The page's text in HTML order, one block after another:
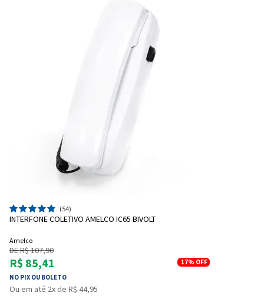
(54)
INTERFONE COLETIVO AMELCO IC65 BIVOLT
Amelco
DE R$ 107,90
R$ 85,41
NO PIX OU BOLETO
17% OFF
Ou em até 2x de R$ 44,95